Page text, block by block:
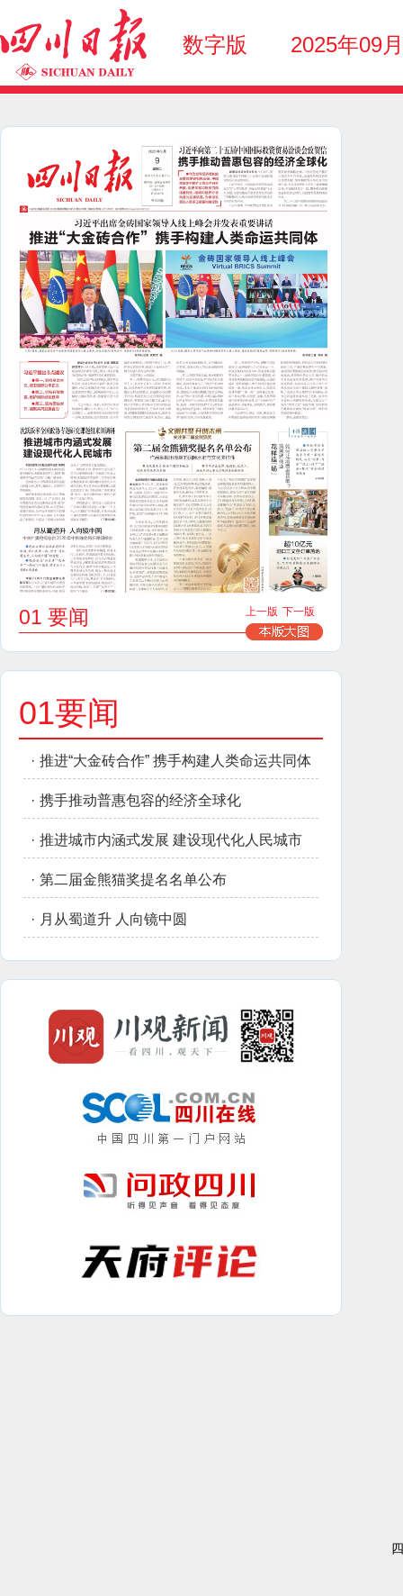
数字版 2025年09
01 要闻 上一版 下一版
01要闻
· 推进“大金砖合作” 携手构建人类命运共同体
· 携手推动普惠包容的经济全球化
· 推进城市内涵式发展 建设现代化人民城市
· 第二届金熊猫奖提名名单公布
· 月从蜀道升 人向镜中圆